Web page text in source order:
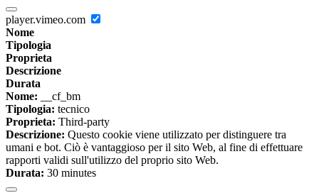
player.vimeo.com
Nome
Tipologia
Proprieta
Descrizione
Durata
Nome: __cf_bm
Tipologia: tecnico
Proprieta: Third-party
Descrizione: Questo cookie viene utilizzato per distinguere tra
umani e bot. Ciò è vantaggioso per il sito Web, al fine di effettuare
rapporti validi sull'utilizzo del proprio sito Web.
Durata: 30 minutes